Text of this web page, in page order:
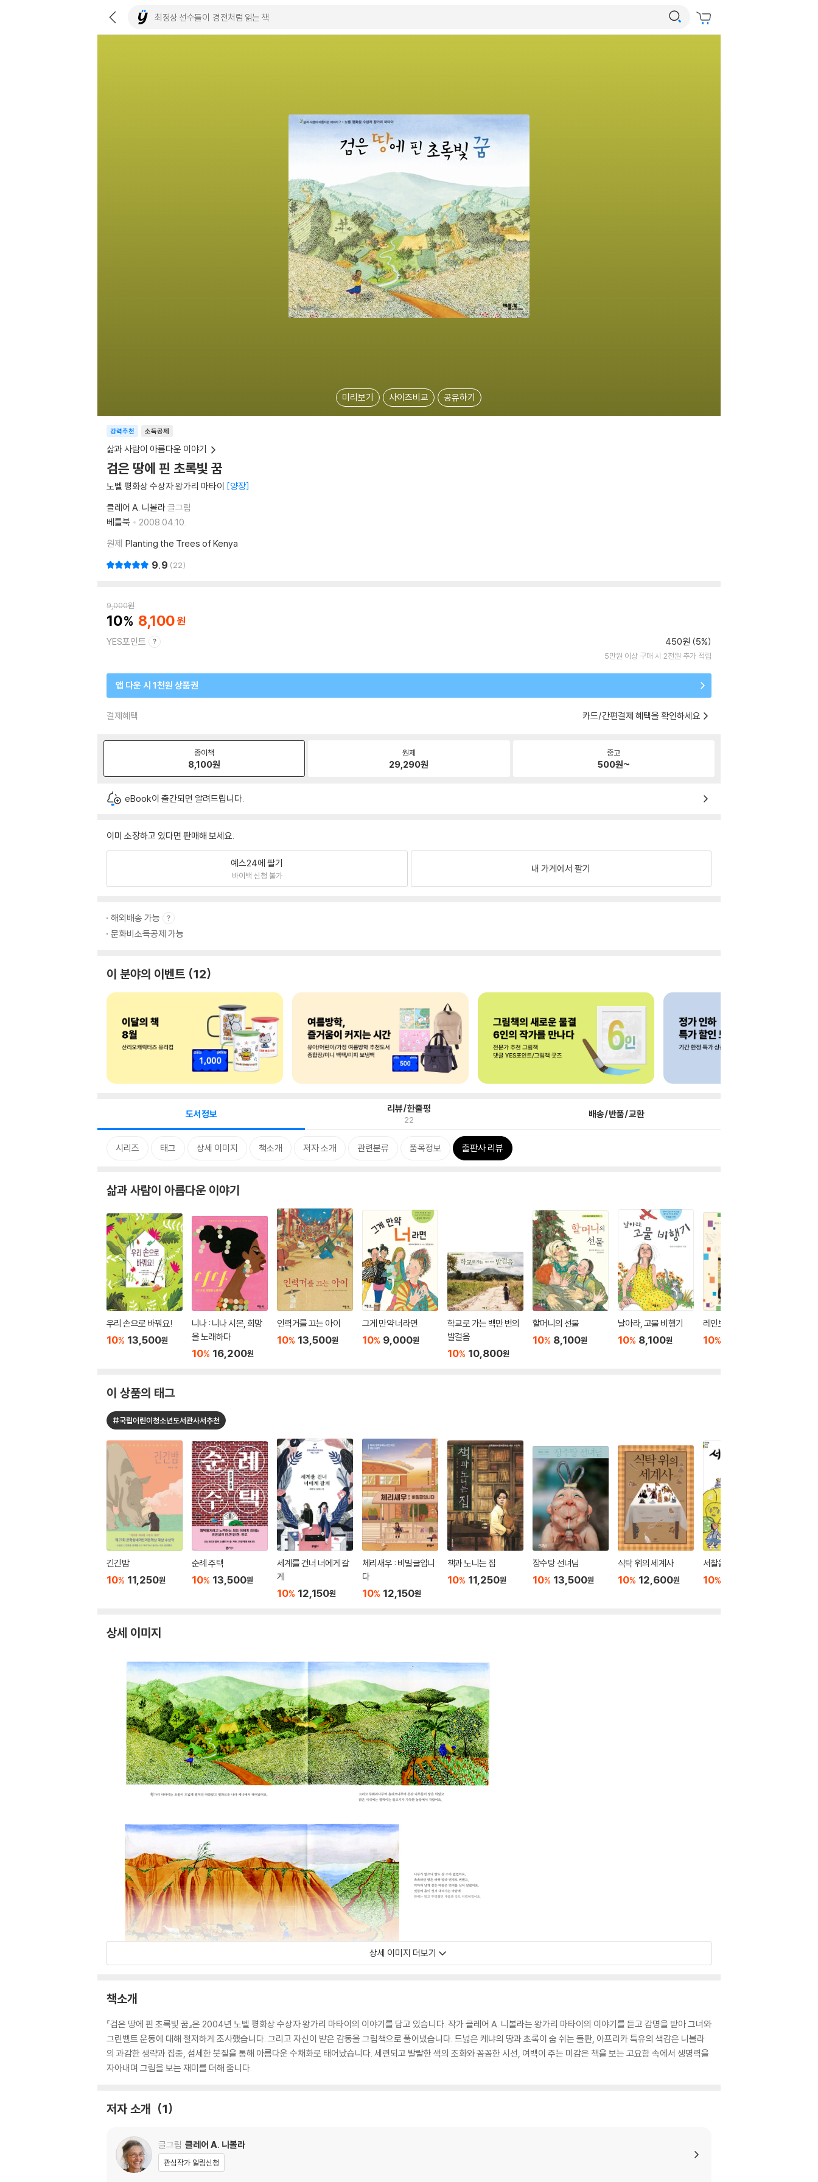
미리보기 사이즈비교 공유하기
소득공제
강력추천
삶과 사람이 아름다운 이야기
검은 땅에 핀 초록빛 꿈
노벨 평화상 수상자 왕가리 마타이 양장
클레어 A. 니볼라글그림
베틀북
2008.04.10.
원제 Planting the Trees of Kenya
9.9 22
9,000원
10 8,100
YES포인트 450원 (5%)
5만원 이상 구매 시 2천원 추가 적립
앱 다운 시 1천원 상품권
결제혜택 카드/간편결제 혜택을 확인하세요
종이책
8,100원
원제
29,290원
중고
500원~
eBook이 출간되면 알려드립니다.
이미 소장하고 있다면 판매해 보세요.
예스24에 팔기
바이백 신청 불가
내 가게에서 팔기
해외배송 가능
문화비소득공제 가능
이 분야의 이벤트 12
도서정보 리뷰/한줄평
22 배송/반품/교환
시리즈 태그 상세 이미지 책소개 저자 소개 관련분류 품목정보 출판사 리뷰
삶과 사람이 아름다운 이야기
우리 손으로 바꿔요!
10% 13,500원
니나 : 니나 시몬, 희망
을 노래하다
10% 16,200원
인력거를 끄는 아이
10% 13,500원
그게 만약 너라면
10% 9,000원
학교로 가는 백만 번의
발걸음
10% 10,800원
할머니의 선물
10% 8,100원
날아라, 고물 비행기
10% 8,100원
레인보우 합창단
10%
이 상품의 태그
#국립어린이청소년도서관사서추천
긴긴밤
10% 11,250원
순례 주택
10% 13,500원
세계를 건너 너에게 갈
게
10% 12,150원
체리새우 : 비밀글입니
다
10% 12,150원
책과 노니는 집
10% 11,250원
장수탕 선녀님
10% 13,500원
식탁 위의 세계사
10% 12,600원
서찰을 전하는 아이
10%
상세 이미지
상세 이미지 더보기
책소개
『검은 땅에 핀 초록빛 꿈』은 2004년 노벨 평화상 수상자 왕가리 마타이의 이야기를 담고 있습니다. 작가 클레어 A. 니볼라는 왕가리 마타이의 이야기를 듣고 감명을 받아 그녀와
그린벨트 운동에 대해 철저하게 조사했습니다. 그리고 자신이 받은 감동을 그림책으로 풀어냈습니다. 드넓은 케냐의 땅과 초록이 숨 쉬는 들판, 아프리카 특유의 색감은 니볼라
의 과감한 생략과 집중, 섬세한 붓질을 통해 아름다운 수채화로 태어났습니다. 세련되고 발랄한 색의 조화와 꼼꼼한 시선, 여백이 주는 미감은 책을 보는 고요함 속에서 생명력을
자아내며 그림을 보는 재미를 더해 줍니다.
저자 소개 1
글그림 클레어 A. 니볼라
관심작가 알림신청